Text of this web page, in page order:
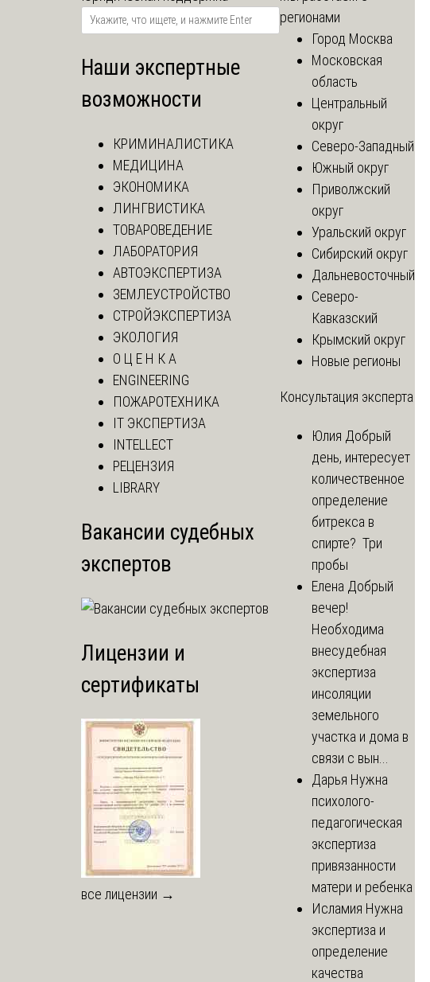
Наши экспертные
возможности
КРИМИНАЛИСТИКА
МЕДИЦИНА
ЭКОНОМИКА
ЛИНГВИСТИКА
ТОВАРОВЕДЕНИЕ
ЛАБОРАТОРИЯ
АВТОЭКСПЕРТИЗА
ЗЕМЛЕУСТРОЙСТВО
СТРОЙЭКСПЕРТИЗА
ЭКОЛОГИЯ
О Ц Е Н К А
ENGINEERING
ПОЖАРОТЕХНИКА
IT ЭКСПЕРТИЗА
INTELLECT
РЕЦЕНЗИЯ
LIBRARY
Вакансии судебных
экспертов
Лицензии и
сертификаты
все лицензии →
регионами
Город Москва
Московская
область
Центральный
округ
Северо-Западный
Южный округ
Приволжский
округ
Уральский округ
Сибирский округ
Дальневосточный
Северо-
Кавказский
Крымский округ
Новые регионы
Консультация эксперта
Юлия Добрый
день, интересует
количественное
определение
битрекса в
спирте? Три
пробы
Елена Добрый
вечер!
Необходима
внесудебная
экспертиза
инсоляции
земельного
участка и дома в
связи с вын...
Дарья Нужна
психолого-
педагогическая
экспертиза
привязанности
матери и ребенка
Исламия Нужна
экспертиза и
определение
качества